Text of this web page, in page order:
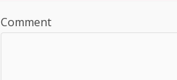
Comment